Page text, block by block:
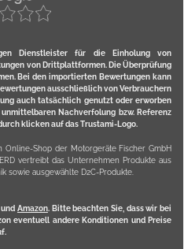
Dienstleister für die Einholung von
von Drittplattformen. Die Überprüfung
Bei den importierten Bewertungen kann
ausschließlich von Verbrauchern
auch tatsächlich genutzt oder erworben
Nachverfolung bzw. Referenz
klicken auf das Trustami-Logo.
Online-Shop der Motorgeräte Fischer GmbH
vertreibt das Unternehmen Produkte aus
sowie ausgewählte D2C-Produkte.
Amazon. Bitte beachten Sie, dass wir bei
eventuell andere Konditionen und Preise